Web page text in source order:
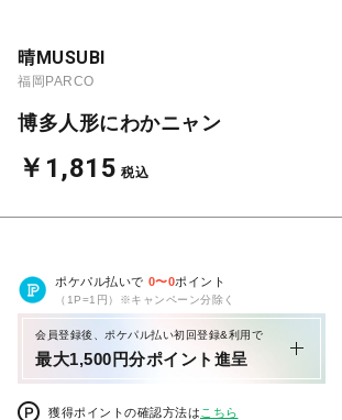
晴MUSUBI
福岡PARCO
博多人形にわかニャン
￥1,815 税込
ポケパル払いで 0〜0ポイント
（1P=1円）※キャンペーン分除く
会員登録後、ポケパル払い初回登録&利用で
最大1,500円分ポイント進呈
獲得ポイントの確認方法は こちら